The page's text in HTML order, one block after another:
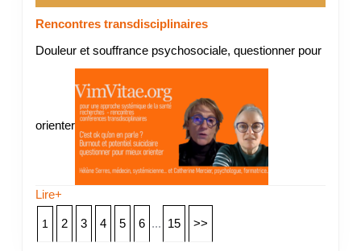
Rencontres transdisciplinaires
Douleur et souffrance psychosociale, questionner pour
orienter
Lire+
1 2 3 4 5 6 ... 15 >>